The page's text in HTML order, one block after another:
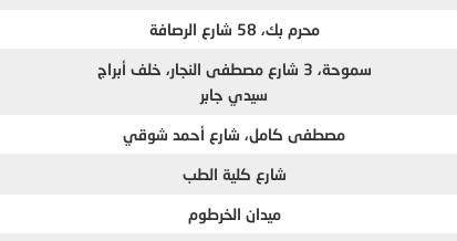
محرم بك، 58 شارع الرصافة
سموحة، 3 شارع مصطفى النجار، خلف أبراج
سيدي جابر
مصطفى كامل، شارع أحمد شوقي
شارع كلية الطب
ميدان الخرطوم